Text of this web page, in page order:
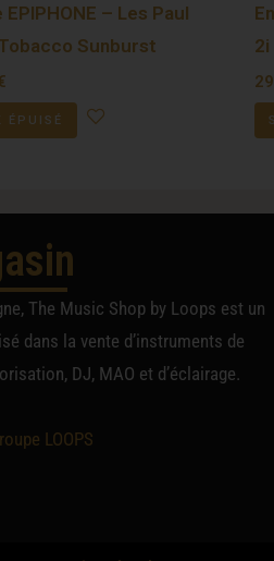
– Les Paul
Sunburst
ÉPUISÉ
2i
The Music Shop by Loops est un
dans la vente d’instruments de
DJ, MAO et d’éclairage.
LOOPS